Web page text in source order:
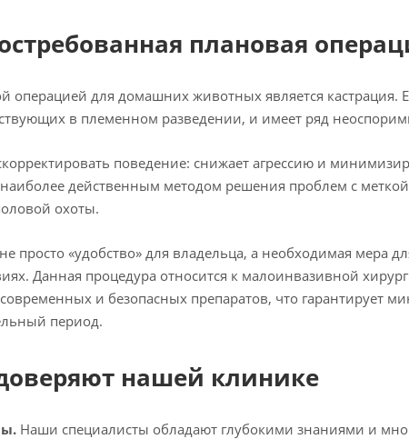
плановая
операцией для домашних животных является кастрация.
в племенном разведении, и имеет ряд
поведение: снижает агрессию и
наиболее действенным методом решения проблем с
охоты.
просто «удобство» для владельца, а необходимая мера
Данная процедура относится к малоинвазивной
и безопасных препаратов, что гарантирует
период.
нашей клинике
Наши специалисты обладают глубокими знаниями и